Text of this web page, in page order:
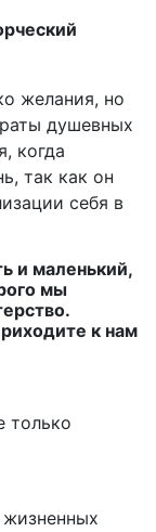
желания, но
душевных
когда
так как он
себя в
и маленький,
мы
к нам
только